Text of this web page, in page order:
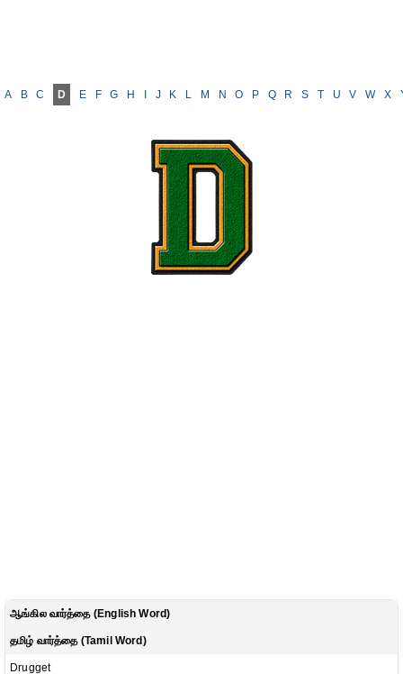
A B C D E F G H J K L M N O P Q R S T U V W X
ஆங்கில வார்த்தை (English Word)
தமிழ் வார்த்தை (Tamil Word)
Drugget